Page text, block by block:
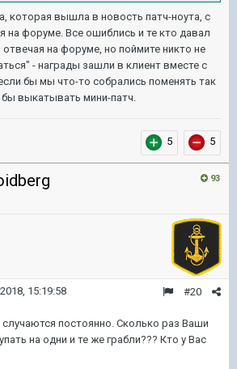
которая вышла в новость патч-ноута, с
на форуме. Все ошиблись и те кто давал
на форуме, но поймите никто не
- награды зашли в клиент вместе с
бы мы что-то собрались поменять так
выкатывать мини-патч.
5 5
93
#20
15:19:58
постоянно. Сколько раз Ваши
на одни и те же грабли??? Кто у Вас